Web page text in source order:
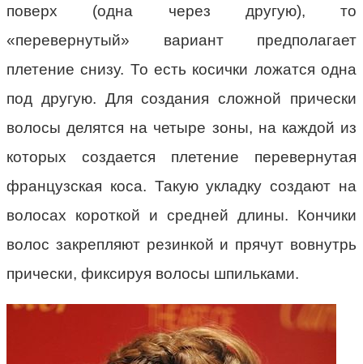
поверх (одна через другую), то
«перевернутый» вариант предполагает
плетение снизу. То есть косички ложатся одна
под другую. Для создания сложной прически
волосы делятся на четыре зоны, на каждой из
которых создается плетение перевернутая
французская коса. Такую укладку создают на
волосах короткой и средней длины. Кончики
волос закрепляют резинкой и прячут вовнутрь
прически, фиксируя волосы шпильками.